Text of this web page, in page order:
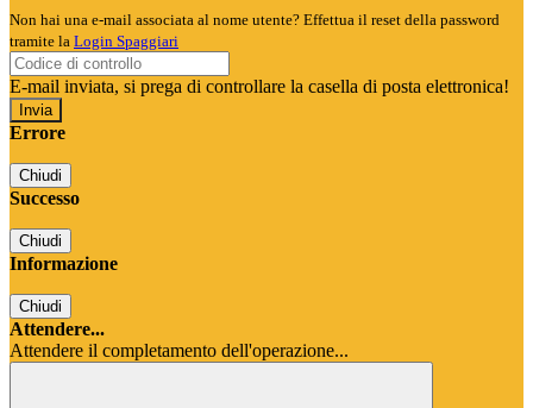
Non hai una e-mail associata al nome utente? Effettua il reset della password
tramite la Login Spaggiari
E-mail inviata, si prega di controllare la casella di posta elettronica!
Errore
Chiudi
Successo
Chiudi
Informazione
Chiudi
Attendere...
Attendere il completamento dell'operazione...